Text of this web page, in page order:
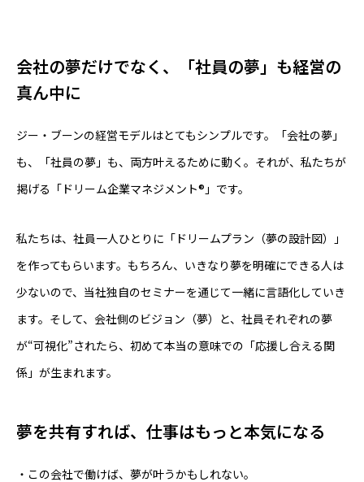
会社の夢だけでなく、「社員の夢」も経営の
真ん中に
ジー・ブーンの経営モデルはとてもシンプルです。「会社の夢」
も、「社員の夢」も、両方叶えるために動く。それが、私たちが
掲げる「ドリーム企業マネジメント®」です。
私たちは、社員一人ひとりに「ドリームプラン（夢の設計図）」
を作ってもらいます。もちろん、いきなり夢を明確にできる人は
少ないので、当社独自のセミナーを通じて一緒に言語化していき
ます。そして、会社側のビジョン（夢）と、社員それぞれの夢
が“可視化”されたら、初めて本当の意味での「応援し合える関
係」が生まれます。
夢を共有すれば、仕事はもっと本気になる
・この会社で働けば、夢が叶うかもしれない。